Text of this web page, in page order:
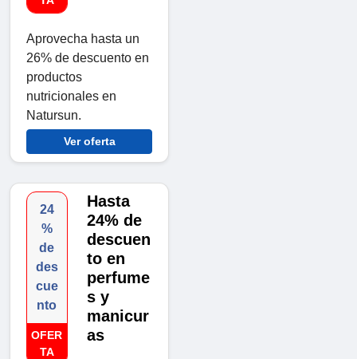
Aprovecha hasta un
26% de descuento en
productos
nutricionales en
Natursun.
Ver oferta
24
%
de
des
cue
nto
OFER
TA
Hasta
24% de
descuen
to en
perfume
s y
manicur
as